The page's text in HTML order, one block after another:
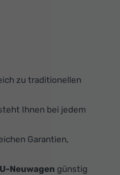
zu traditionellen
Ihnen bei jedem
Garantien,
Neuwagen günstig